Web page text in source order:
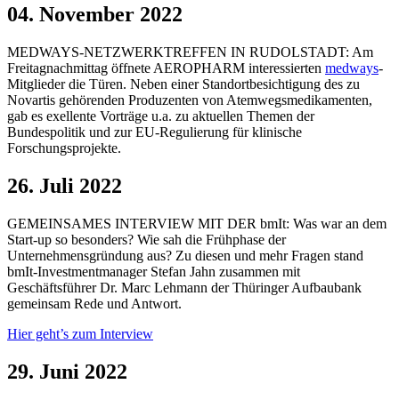
04. November 2022
MEDWAYS-NETZWERKTREFFEN IN RUDOLSTADT: Am
Freitagnachmittag öffnete AEROPHARM interessierten medways-
Mitglieder die Türen. Neben einer Standortbesichtigung des zu
Novartis gehörenden Produzenten von Atemwegsmedikamenten,
gab es exellente Vorträge u.a. zu aktuellen Themen der
Bundespolitik und zur EU-Regulierung für klinische
Forschungsprojekte.
26. Juli 2022
GEMEINSAMES INTERVIEW MIT DER bmIt: Was war an dem
Start-up so besonders? Wie sah die Frühphase der
Unternehmensgründung aus? Zu diesen und mehr Fragen stand
bmIt-Investmentmanager Stefan Jahn zusammen mit
Geschäftsführer Dr. Marc Lehmann der Thüringer Aufbaubank
gemeinsam Rede und Antwort.
Hier geht’s zum Interview
29. Juni 2022